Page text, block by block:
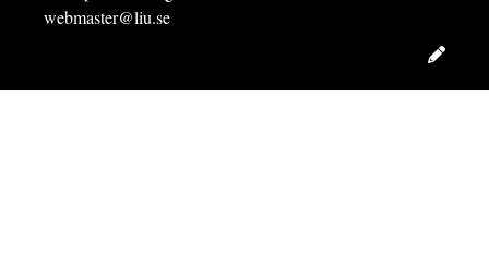
webmaster@liu.se